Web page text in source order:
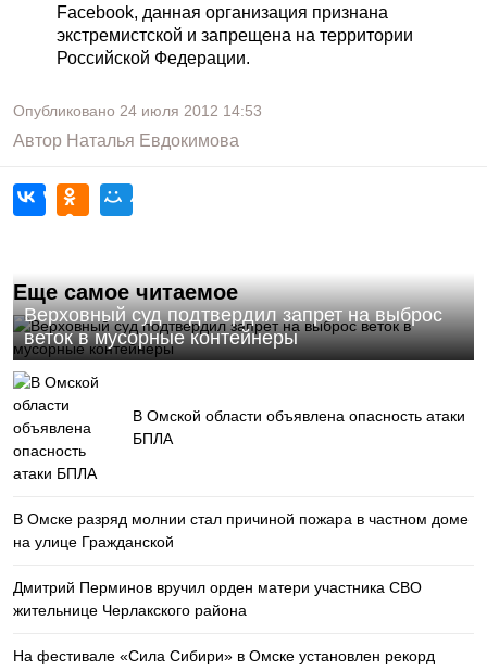
Facebook, данная организация признана
экстремистской и запрещена на территории
Российской Федерации.
Опубликовано 24 июля 2012 14:53
Автор Наталья Евдокимова
Еще самое читаемое
Верховный суд подтвердил запрет на выброс
веток в мусорные контейнеры
В Омской области объявлена опасность атаки
БПЛА
В Омске разряд молнии стал причиной пожара в частном доме
на улице Гражданской
Дмитрий Перминов вручил орден матери участника СВО
жительнице Черлакского района
На фестивале «Сила Сибири» в Омске установлен рекорд